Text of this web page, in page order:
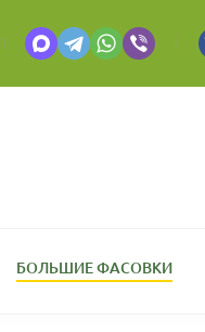
БОЛЬШИЕ ФАСОВКИ